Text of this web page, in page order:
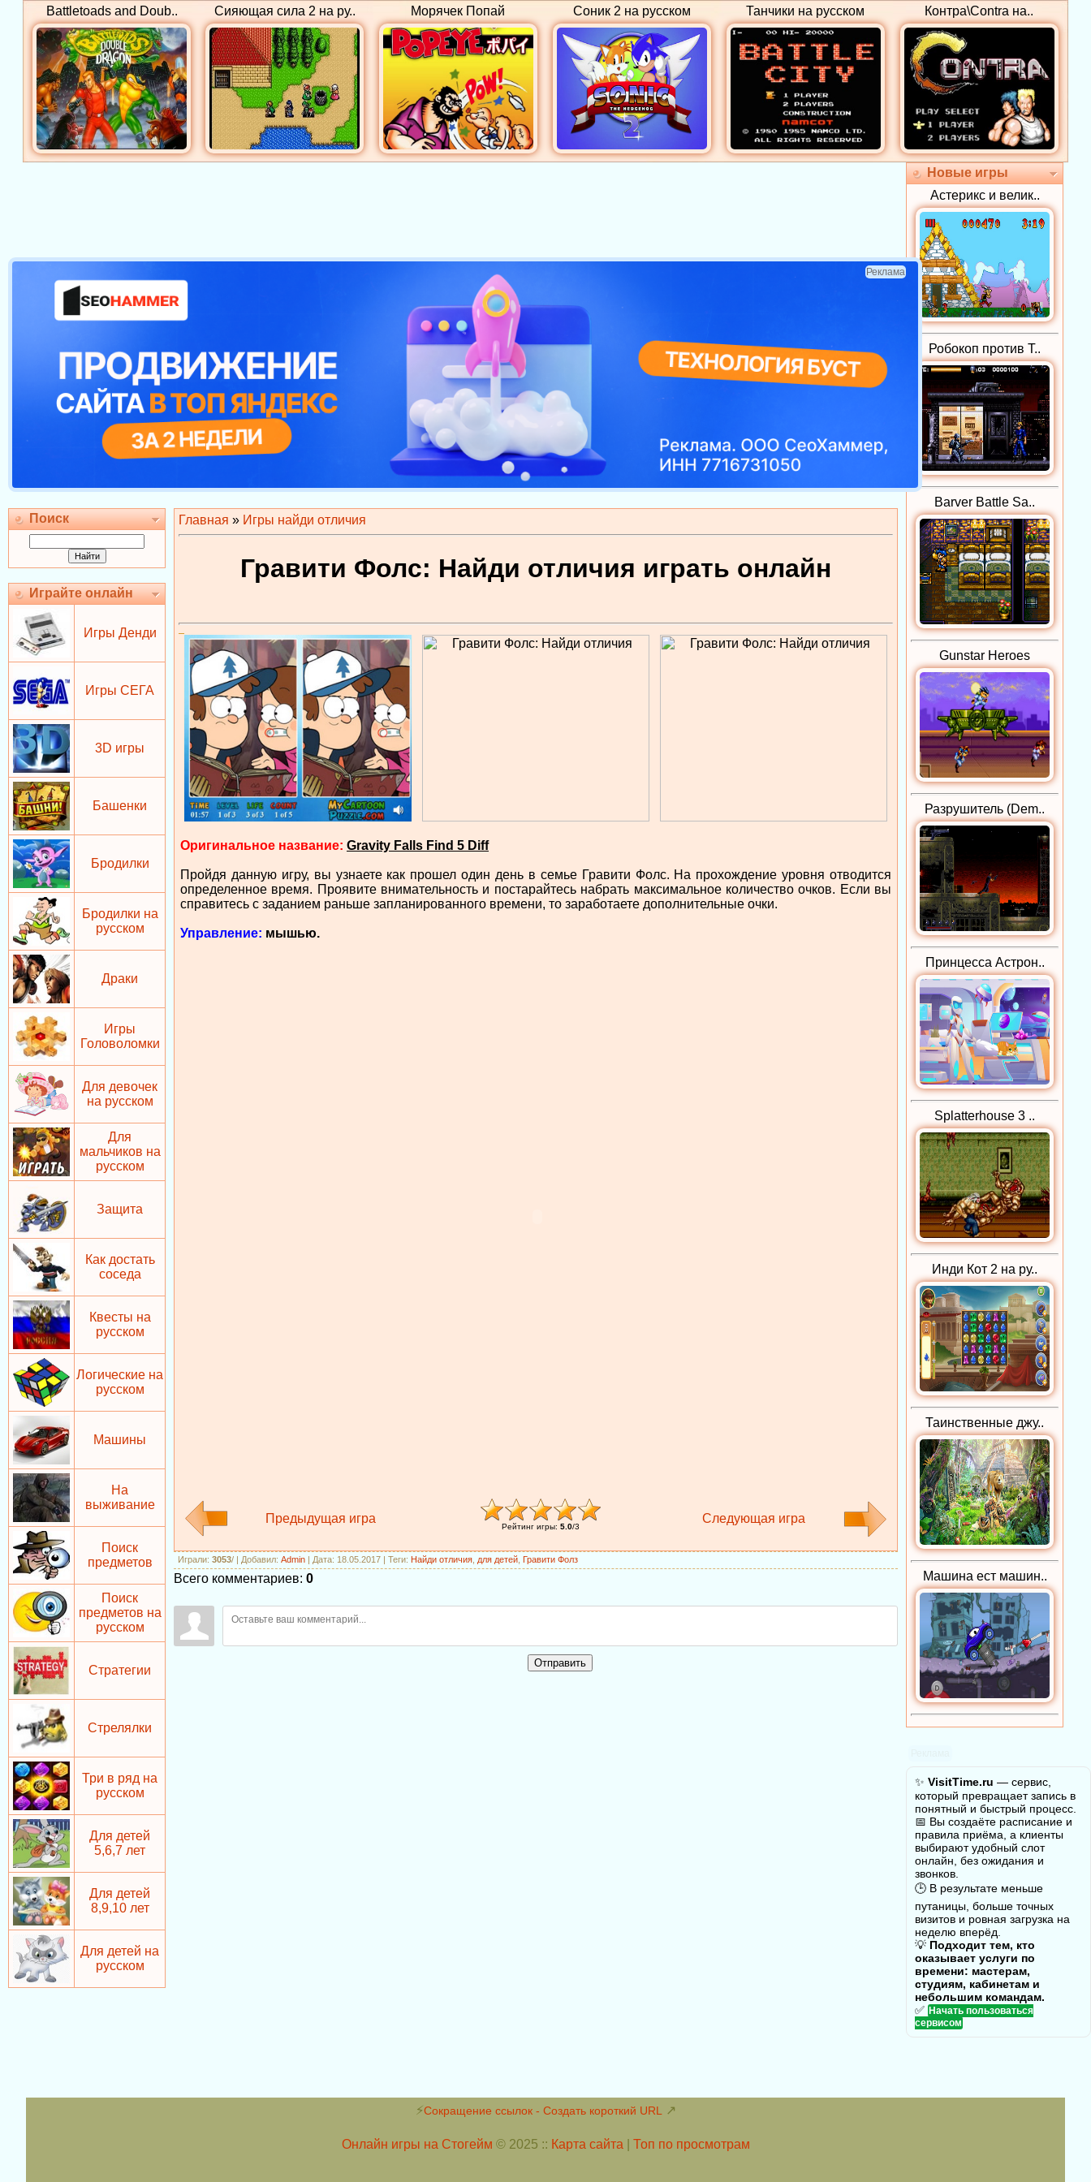
Battletoads and Doub.. Сияющая сила 2 на ру.. Морячек Попай Соник 2 на русском Танчики на русском Контра\Contra на..
Реклама
Поиск
Играйте онлайн
Игры Денди
Игры СЕГА
3D игры
Башенки
Бродилки
Бродилки на
русском
Драки
Игры
Головоломки
Для девочек
на русском
Для
мальчиков на
русском
Защита
Как достать
соседа
Квесты на
русском
Логические на
русском
Машины
На
выживание
Поиск
предметов
Поиск
предметов на
русском
Стратегии
Стрелялки
Три в ряд на
русском
Для детей
5,6,7 лет
Для детей
8,9,10 лет
Для детей на
русском
Главная » Игры найди отличия
Гравити Фолс: Найди отличия играть онлайн
Оригинальное название: Gravity Falls Find 5 Diff
Пройдя данную игру, вы узнаете как прошел один день в семье Гравити Фолс. На прохождение уровня отводится
определенное время. Проявите внимательность и постарайтесь набрать максимальное количество очков. Если вы
справитесь с заданием раньше запланированного времени, то заработаете дополнительные очки.
Управление: мышью.
Предыдущая игра
Рейтинг игры: 5.0/3
Следующая игра
Играли: 3053/ | Добавил: Admin | Дата: 18.05.2017 | Теги: Найди отличия для детей Гравити Фолз
Всего комментариев: 0
Отправить
Новые игры
Астерикс и велик..
Робокоп против Т..
Barver Battle Sa..
Gunstar Heroes
Разрушитель (Dem..
Принцесса Астрон..
Splatterhouse 3 ..
Инди Кот 2 на ру..
Таинственные джу..
Машина ест машин..
✨ VisitTime.ru — сервис,
который превращает запись в
понятный и быстрый процесс.
📅 Вы создаёте расписание и
правила приёма, а клиенты
выбирают удобный слот
онлайн, без ожидания и
звонков.
🕒 В результате меньше
путаницы, больше точных
визитов и ровная загрузка на
неделю вперёд.
💡 Подходит тем, кто
оказывает услуги по
времени: мастерам,
студиям, кабинетам и
небольшим командам.
✅ Начать пользоваться
сервисом
⚡Сокращение ссылок - Создать короткий URL ↗
Онлайн игры на Стогейм © 2025 :: Карта сайта Топ по просмотрам